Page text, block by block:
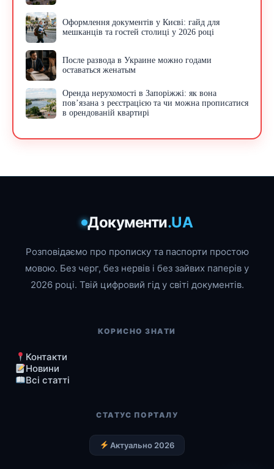
Оформлення документів у Києві: гайд для
мешканців та гостей столиці у 2026 році
После развода в Украине можно годами
оставаться женатым
Оренда нерухомості в Запоріжжі: як вона
пов’язана з реєстрацією та чи можна прописатися
в орендованій квартирі
Документи.UA
Розповідаємо про прописку та паспорти простою
мовою. Без черг, без нервів і без зайвих паперів у
2026 році. Твій цифровий гід у світі документів.
КОРИСНО ЗНАТИ
Контакти
Новини
Всі статті
СТАТУС ПОРТАЛУ
Актуально 2026